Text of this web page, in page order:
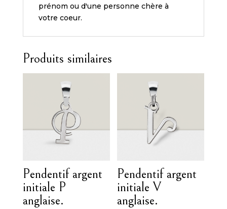
prénom ou d'une personne chère à
votre coeur.
Produits similaires
Pendentif argent
initiale P
anglaise.
Pendentif argent
initiale V
anglaise.